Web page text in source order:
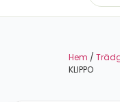
Hem /
KLIPPO